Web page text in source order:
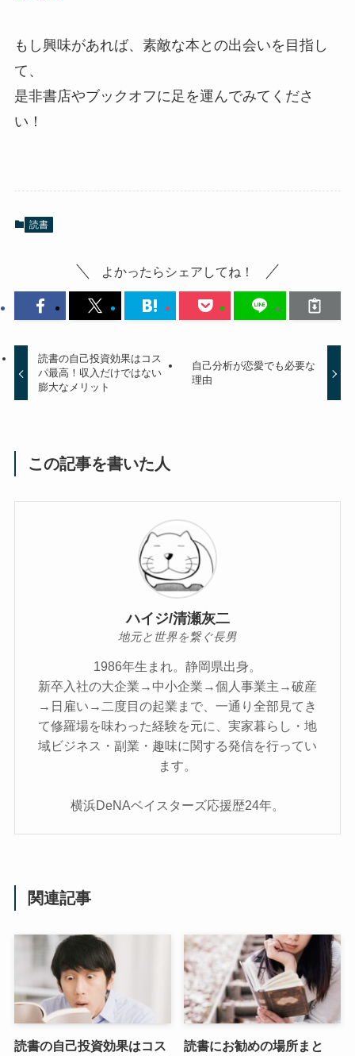
もし興味があれば、素敵な本との出会いを目指し
て、
是非書店やブックオフに足を運んでみてくださ
い！
読書
よかったらシェアしてね！
読書の自己投資効果はコス
パ最高！収入だけではない
膨大なメリット
自己分析が恋愛でも必要な
理由
この記事を書いた人
ハイジ/清瀬灰二
地元と世界を繋ぐ長男
1986年生まれ。静岡県出身。
新卒入社の大企業→中小企業→個人事業主→破産
→日雇い→二度目の起業まで、一通り全部見てき
て修羅場を味わった経験を元に、実家暮らし・地
域ビジネス・副業・趣味に関する発信を行ってい
ます。
横浜DeNAベイスターズ応援歴24年。
関連記事
読書の自己投資効果はコス 読書にお勧めの場所まと